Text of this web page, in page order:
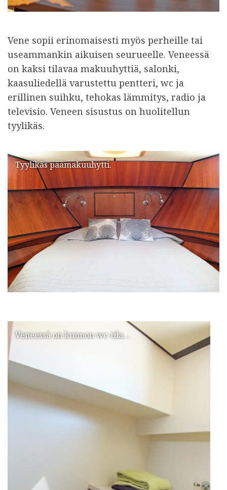
Vene sopii erinomaisesti myös perheille tai
useammankin aikuisen seurueelle. Veneessä
on kaksi tilavaa makuuhyttiä, salonki,
kaasuliedellä varustettu pentteri, wc ja
erillinen suihku, tehokas lämmitys, radio ja
televisio. Veneen sisustus on huolitellun
tyylikäs.
Tyylikäs päämakuuhytti.
Veneessä on kunnon wc-tila…